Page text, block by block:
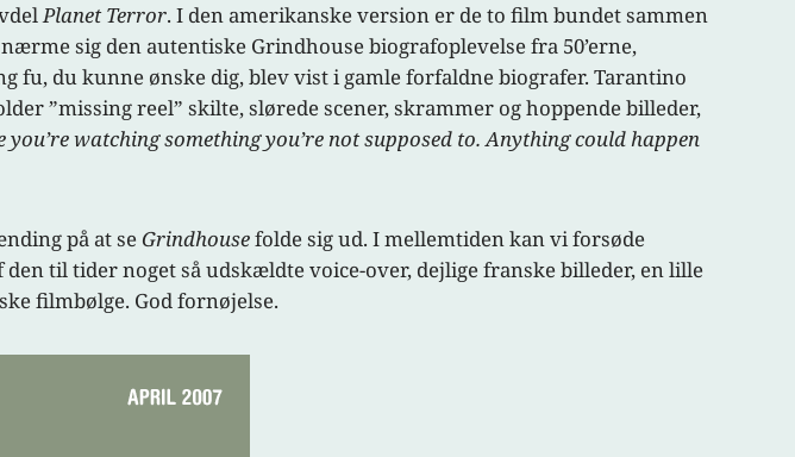
Planet Terror. I den amerikanske version er de to film bundet sammen
sig den autentiske Grindhouse biografoplevelse fra 50’erne,
fu, du kunne ønske dig, blev vist i gamle forfaldne biografer. Tarantino
”missing reel” skilte, slørede scener, skrammer og hoppende billeder,
watching something you’re not supposed to. Anything could happen
på at se Grindhousefolde sig ud. I mellemtiden kan vi forsøde
til tider noget så udskældte voice-over, dejlige franske billeder, en lille
filmbølge. God fornøjelse.